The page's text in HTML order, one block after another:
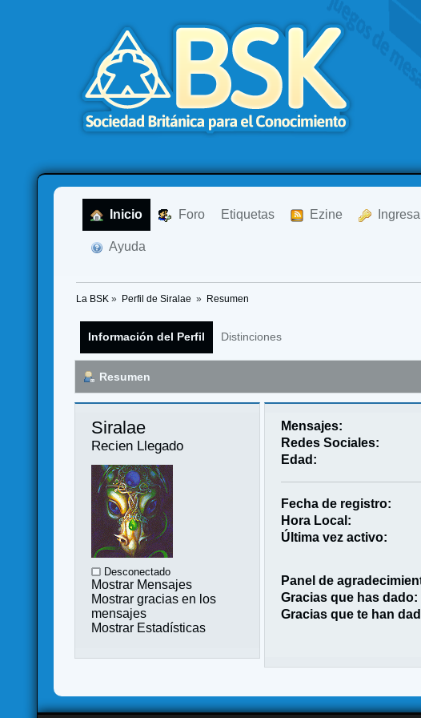
Inicio Foro Etiquetas Ezine
Ayuda
La BSK » Perfil de Siralae » Resumen
Información del Perfil Distinciones
Resumen
Siralae
Recien Llegado
Desconectado
Mostrar Mensajes
Mostrar gracias en los
mensajes
Mostrar Estadísticas
Mensajes:
Redes Sociales:
Edad:
Fecha de registro:
Hora Local:
Última vez activo:
Panel de
Gracias que has dado:
Gracias que te han